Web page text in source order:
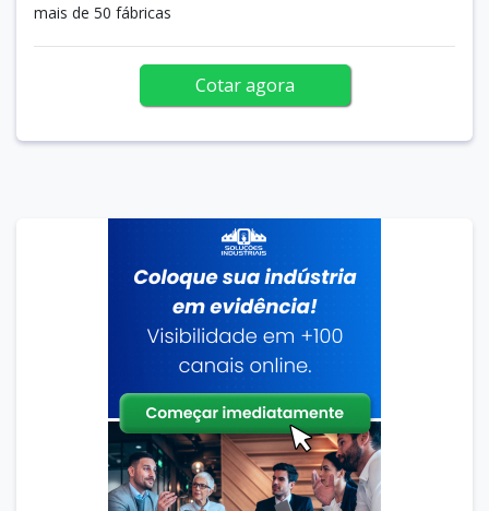
mais de 50 fábricas
Cotar agora